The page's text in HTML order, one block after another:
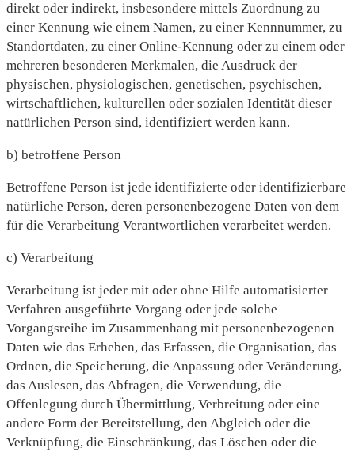
direkt oder indirekt, insbesondere mittels Zuordnung zu
einer Kennung wie einem Namen, zu einer Kennnummer, zu
Standortdaten, zu einer Online-Kennung oder zu einem oder
mehreren besonderen Merkmalen, die Ausdruck der
physischen, physiologischen, genetischen, psychischen,
wirtschaftlichen, kulturellen oder sozialen Identität dieser
natürlichen Person sind, identifiziert werden kann.
b) betroffene Person
Betroffene Person ist jede identifizierte oder identifizierbare
natürliche Person, deren personenbezogene Daten von dem
für die Verarbeitung Verantwortlichen verarbeitet werden.
c) Verarbeitung
Verarbeitung ist jeder mit oder ohne Hilfe automatisierter
Verfahren ausgeführte Vorgang oder jede solche
Vorgangsreihe im Zusammenhang mit personenbezogenen
Daten wie das Erheben, das Erfassen, die Organisation, das
Ordnen, die Speicherung, die Anpassung oder Veränderung,
das Auslesen, das Abfragen, die Verwendung, die
Offenlegung durch Übermittlung, Verbreitung oder eine
andere Form der Bereitstellung, den Abgleich oder die
Verknüpfung, die Einschränkung, das Löschen oder die